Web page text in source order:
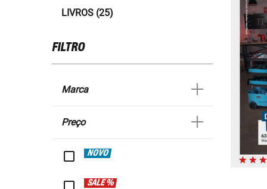
LIVROS (25)
FILTRO
Marca
Preço
NOVO
SALE %